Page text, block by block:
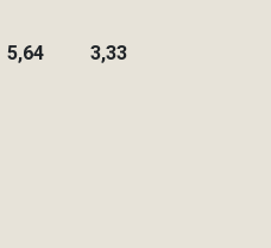
5,64 3,33